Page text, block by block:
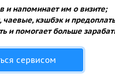
и напоминает им о визите;
чаевые, кэшбэк и
и помогает больше
сервисом